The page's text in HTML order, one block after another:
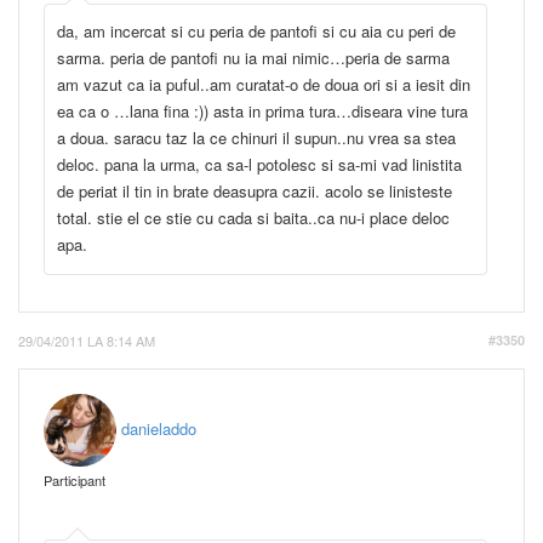
da, am incercat si cu peria de pantofi si cu aia cu peri de
sarma. peria de pantofi nu ia mai nimic…peria de sarma
am vazut ca ia puful..am curatat-o de doua ori si a iesit din
ea ca o …lana fina :)) asta in prima tura…diseara vine tura
a doua. saracu taz la ce chinuri il supun..nu vrea sa stea
deloc. pana la urma, ca sa-l potolesc si sa-mi vad linistita
de periat il tin in brate deasupra cazii. acolo se linisteste
total. stie el ce stie cu cada si baita..ca nu-i place deloc
apa.
29/04/2011 LA 8:14 AM #3350
danieladdo
Participant